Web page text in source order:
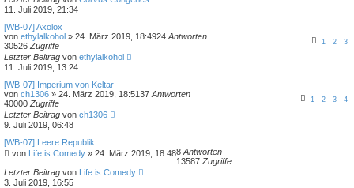
11. Juli 2019, 21:34
[WB-07] Axolox
von ethylalkohol » 24. März 2019, 18:49
1 2 3
24 Antworten
30526 Zugriffe
Letzter Beitrag von ethylalkohol
11. Juli 2019, 13:24
[WB-07] Imperium von Keltar
von ch1306 » 24. März 2019, 18:51
1 2 3 4
37 Antworten
40000 Zugriffe
Letzter Beitrag von ch1306
9. Juli 2019, 06:48
[WB-07] Leere Republik
von Life is Comedy » 24. März 2019, 18:488 Antworten
13587 Zugriffe
Letzter Beitrag von Life is Comedy
3. Juli 2019, 16:55